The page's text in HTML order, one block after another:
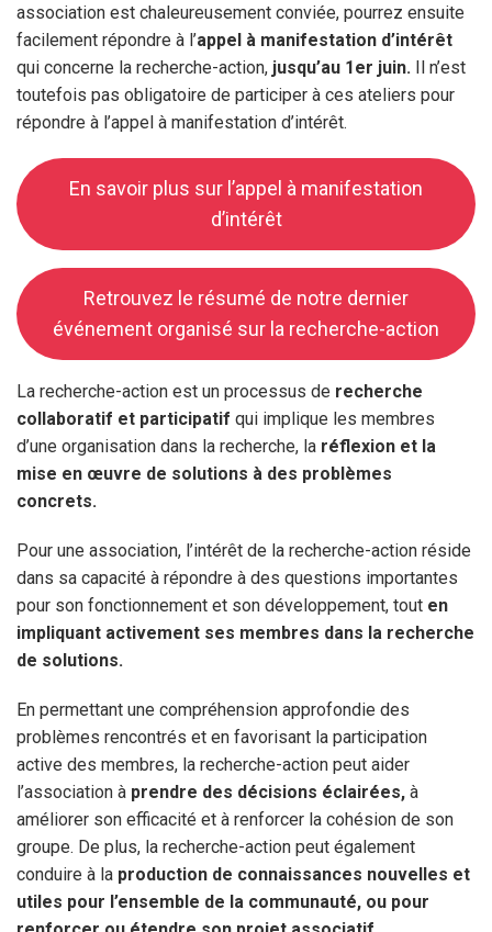
association est chaleureusement conviée, pourrez ensuite
facilement répondre à l’appel à manifestation d’intérêt
qui concerne la recherche-action, jusqu’au 1er juin. Il n’est
toutefois pas obligatoire de participer à ces ateliers pour
répondre à l’appel à manifestation d’intérêt.
En savoir plus sur l’appel à manifestation
d’intérêt
Retrouvez le résumé de notre dernier
événement organisé sur la recherche-action
La recherche-action est un processus de recherche
collaboratif et participatif qui implique les membres
d’une organisation dans la recherche, la réflexion et la
mise en œuvre de solutions à des problèmes
concrets.
Pour une association, l’intérêt de la recherche-action réside
dans sa capacité à répondre à des questions importantes
pour son fonctionnement et son développement, tout en
impliquant activement ses membres dans la recherche
de solutions.
En permettant une compréhension approfondie des
problèmes rencontrés et en favorisant la participation
active des membres, la recherche-action peut aider
l’association à prendre des décisions éclairées, à
améliorer son efficacité et à renforcer la cohésion de son
groupe. De plus, la recherche-action peut également
conduire à la production de connaissances nouvelles et
utiles pour l’ensemble de la communauté, ou pour